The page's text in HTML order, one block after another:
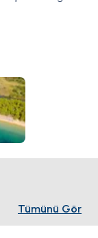
Mandraki Plajı,
ile çevrili
su sporlarının
İster macera,
bir plaj, şnorkelli
keşfetme
Tümünü Gör